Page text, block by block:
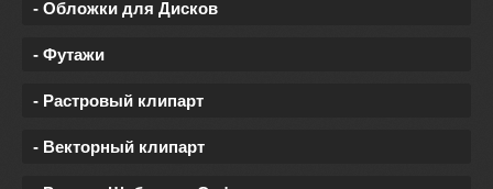
- Обложки для Дисков
- Футажи
- Растровый клипарт
- Векторный клипарт